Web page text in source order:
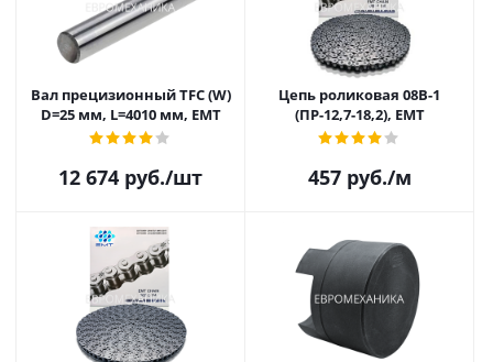
Вал прецизионный TFC (W)
D=25 мм, L=4010 мм, EMT
12 674 руб./шт
Цепь роликовая 08B-1
(ПР-12,7-18,2), EMT
457руб./м